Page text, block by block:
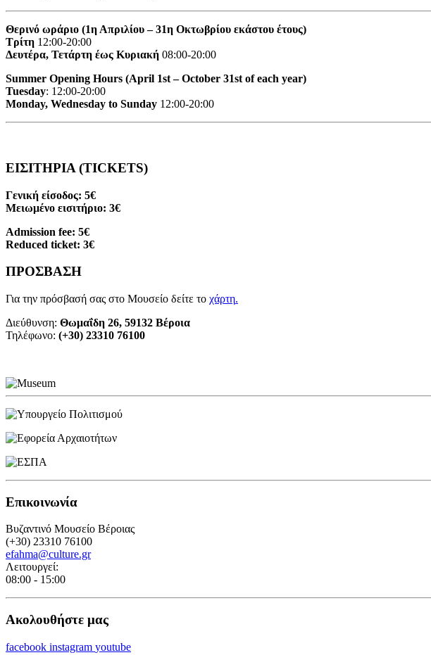
Θερινό ωράριο (1η Απριλίου – 31η Οκτωβρίου εκάστου έτους)
Τρίτη 12:00-20:00
Δευτέρα, Τετάρτη έως Κυριακή 08:00-20:00
Summer Opening Hours (April 1st – October 31st of each year)
Tuesday: 12:00-20:00
Monday, Wednesday to Sunday 12:00-20:00
ΕΙΣΙΤΗΡΙΑ (TICKETS)
Γενική είσοδος: 5€
Μειωμένο εισιτήριο: 3€
Admission fee: 5€
Reduced ticket: 3€
ΠΡΟΣΒΑΣΗ
Για την πρόσβασή σας στο Μουσείο δείτε το χάρτη.
Διεύθυνση: Θωμαΐδη 26, 59132 Βέροια
Τηλέφωνο: (+30) 23310 76100
Επικοινωνία
Βυζαντινό Μουσείο Βέροιας
(+30) 23310 76100
efahma@culture.gr
Λειτουργεί:
08:00 - 15:00
Ακολουθήστε μας
facebook instagram youtube